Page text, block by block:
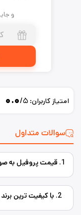
و
سوالات متداول
امتیاز کاربران: ۰.۰/۵
1. قیمت پروفیل به صورت کیلویی محاسبه می‌شود یا شاخه‌ای؟